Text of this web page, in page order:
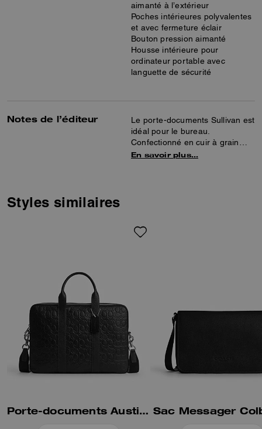
aimanté à l’extérieur
Poches intérieures polyvalentes
et avec fermeture éclair
Bouton pression aimanté
Housse intérieure pour
ordinateur portable avec
languette de sécurité
Notes de l’éditeur
Le porte-documents Sullivan est
idéal pour le bureau.
Confectionné en cuir à grain
maroquiné raffiné, ce porte-
faciliter l’organisation. Sa
En savoir plus…
Styles similaires
Porte-documents Austin en Cuir Signature Sac Messager